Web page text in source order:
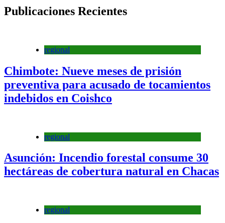
Publicaciones Recientes
regional
Chimbote: Nueve meses de prisión
preventiva para acusado de tocamientos
indebidos en Coishco
regional
Asunción: Incendio forestal consume 30
hectáreas de cobertura natural en Chacas
regional